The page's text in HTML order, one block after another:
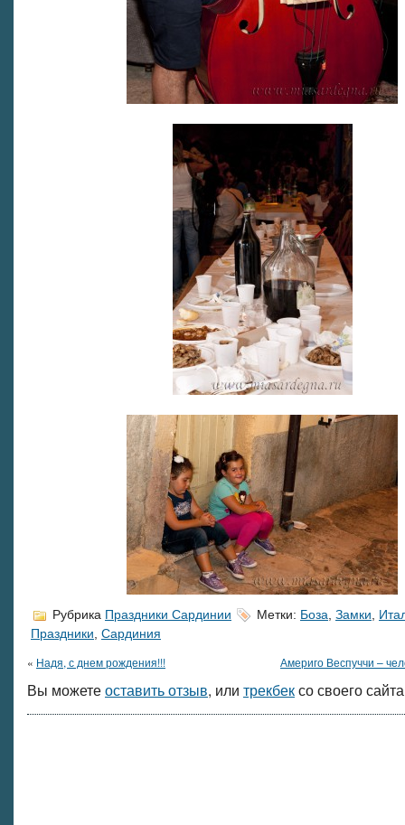
Рубрика Праздники Сардинии Метки: Боза Замки
Праздники, Сардиния
« Надя, с днем рождения!!! Америго Веспуччи –
Вы можетеоставить отзыв, или трекбексо своего